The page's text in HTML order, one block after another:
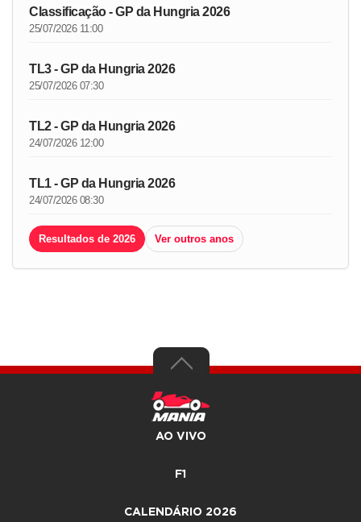
Classificação - GP da Hungria 2026
25/07/2026 11:00
TL3 - GP da Hungria 2026
25/07/2026 07:30
TL2 - GP da Hungria 2026
24/07/2026 12:00
TL1 - GP da Hungria 2026
24/07/2026 08:30
Resultados de 2026 Ver outros anos
AO VIVO
F1
CALENDÁRIO 2026